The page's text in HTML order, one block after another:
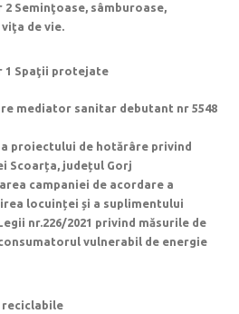
Seminţoase, sâmburoase,
de vie.
1 Spaţii protejate
mediator sanitar debutant nr 5548
proiectului de hotărâre privind
Scoarța, județul Gorj
campaniei de acordare a
locuinței și a suplimentului
nr.226/2021 privind măsurile de
vulnerabil de energie
reciclabile